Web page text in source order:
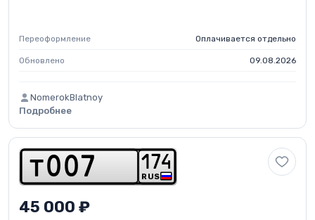
Переоформление Оплачивается отдельно
Обновлено 09.08.2026
NomerokBlatnoy
Подробнее
t 0 0 7 RUS
1 74
45 000 ₽